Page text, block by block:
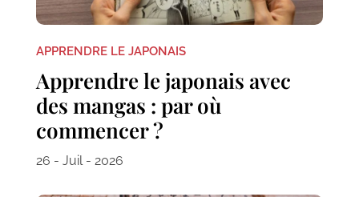
APPRENDRE LE JAPONAIS
Apprendre le japonais avec
des mangas : par où
commencer ?
26 - Juil - 2026